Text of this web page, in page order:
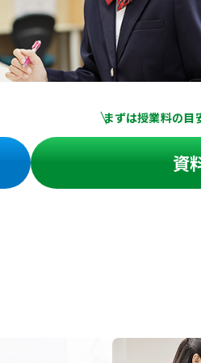
まずは授業料の目
資